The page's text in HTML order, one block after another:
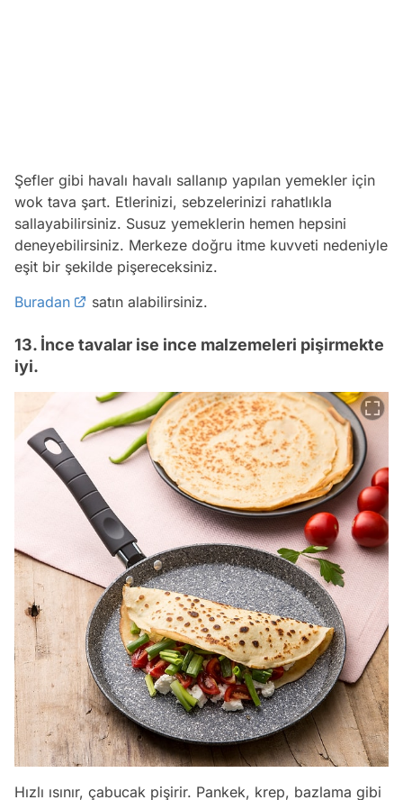
Şefler gibi havalı havalı sallanıp yapılan yemekler için
wok tava şart. Etlerinizi, sebzelerinizi rahatlıkla
sallayabilirsiniz. Susuz yemeklerin hemen hepsini
deneyebilirsiniz. Merkeze doğru itme kuvveti nedeniyle
eşit bir şekilde pişereceksiniz.
Buradan
satın alabilirsiniz.
13. İnce tavalar ise ince malzemeleri pişirmekte
iyi.
Hızlı ısınır, çabucak pişirir. Pankek, krep, bazlama gibi